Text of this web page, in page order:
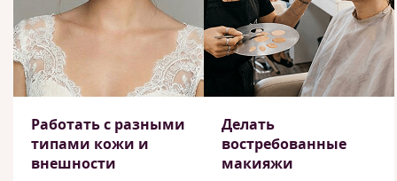
Работать с разными
типами кожи и
внешности
Делать
востребованные
макияжи